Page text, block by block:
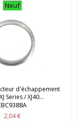
Neuf
d'échappement
Series / XJ40...
2,04 €